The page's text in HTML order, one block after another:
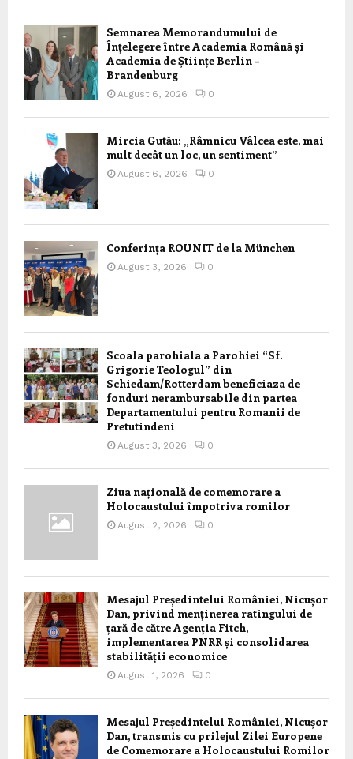
Semnarea Memorandumului de
Înțelegere între Academia Română și
Academia de Științe Berlin –
Brandenburg
August 6, 2026 0
Mircia Gutău: „Râmnicu Vâlcea este, mai
mult decât un loc, un sentiment”
August 6, 2026 0
Conferința ROUNIT de la München
August 3, 2026 0
Scoala parohiala a Parohiei “Sf.
Grigorie Teologul” din
Schiedam/Rotterdam beneficiaza de
fonduri nerambursabile din partea
Departamentului pentru Romanii de
Pretutindeni
August 3, 2026 0
Ziua națională de comemorare a
Holocaustului împotriva romilor
August 2, 2026 0
Mesajul Președintelui României, Nicușor
Dan, privind menținerea ratingului de
țară de către Agenția Fitch,
implementarea PNRR și consolidarea
stabilității economice
August 1, 2026 0
Mesajul Președintelui României, Nicușor
Dan, transmis cu prilejul Zilei Europene
de Comemorare a Holocaustului Romilor